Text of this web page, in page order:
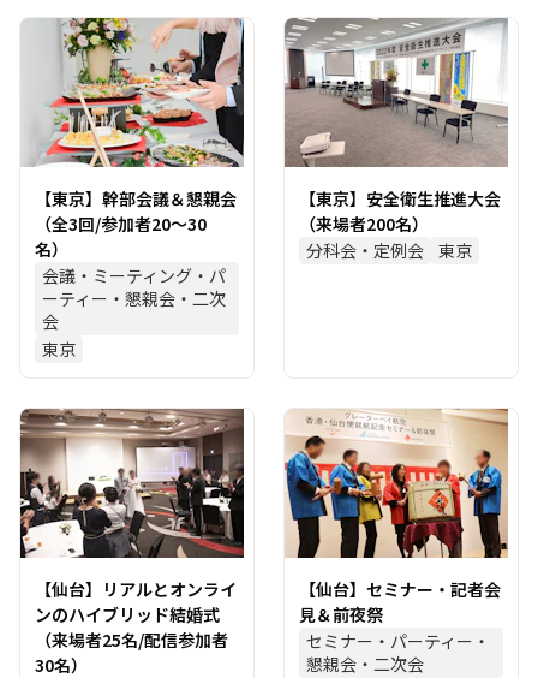
【東京】幹部会議＆懇親会
（全3回/参加者20～30
名）
会議・ミーティング・パ
ーティー・懇親会・二次
会
東京
【東京】安全衛生推進大会
（来場者200名）
分科会・定例会 東京
【仙台】リアルとオンライ
ンのハイブリッド結婚式
（来場者25名/配信参加者
30名）
【仙台】セミナー・記者会
見＆前夜祭
セミナー・パーティー・
懇親会・二次会